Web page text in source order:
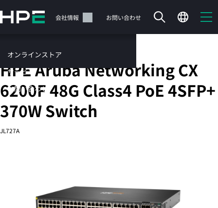
イ
テ
ツ
ス
ッ
サポート 会社情報 お問い合わせ
オンラインストア
サービス
お問い合わせ
今すぐ購入
固定ポートL3管理型Ethernetスイッチ
HPE Aruba Networking CX
6200F 48G Class4 PoE 4SFP+
370W Switch
JL727A